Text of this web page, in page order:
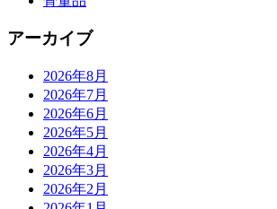
アーカイブ
2026年8月
2026年7月
2026年6月
2026年5月
2026年4月
2026年3月
2026年2月